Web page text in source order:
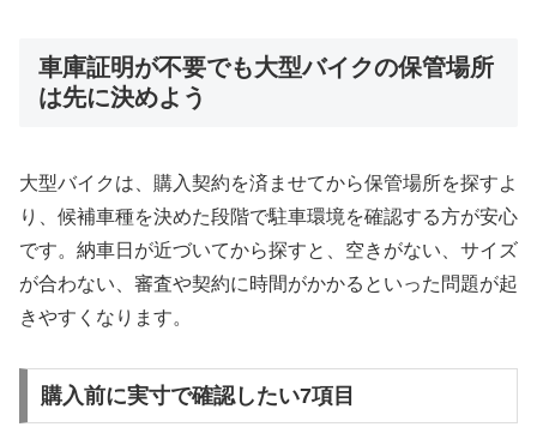
車庫証明が不要でも大型バイクの保管場所
は先に決めよう
大型バイクは、購入契約を済ませてから保管場所を探すよ
り、候補車種を決めた段階で駐車環境を確認する方が安心
です。納車日が近づいてから探すと、空きがない、サイズ
が合わない、審査や契約に時間がかかるといった問題が起
きやすくなります。
購入前に実寸で確認したい7項目